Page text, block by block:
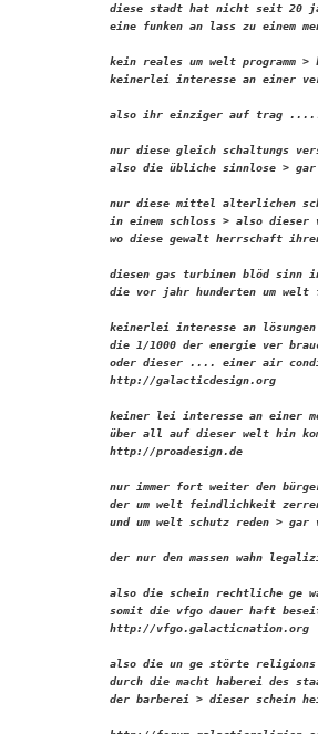
diese stadt hat nicht seit 20
eine funken an lass zu einem
kein reales um welt
keinerlei interesse an einer ver
also ihr einziger auf trag
nur diese gleich schaltungs
also die übliche sinnlose >
nur diese mittel alterlichen
in einem schloss > also
wo diese gewalt herrschaft
diesen gas turbinen blöd sinn
die vor jahr hunderten um
keinerlei interesse an
die 1/1000 der energie ver
oder dieser .... einer air
http://galacticdesign.org
keiner lei interesse an einer
über all auf dieser welt hin
http://proadesign.de
nur immer fort weiter den
der um welt feindlichkeit
und um welt schutz reden >
der nur den massen wahn
also die schein rechtliche ge
somit die vfgo dauer haft
http://vfgo.galacticnation.org
also die un ge störte religions
durch die macht haberei des
der barberei > dieser schein